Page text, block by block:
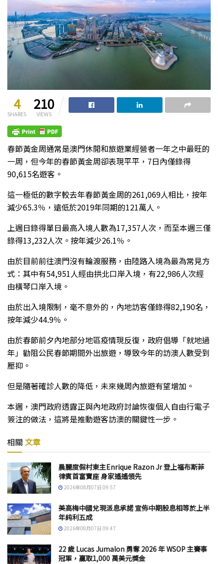
4
SHARES
210
VIEWS
春節黃金周通常是澳門休閒和旅遊業經營者一年之中最旺的
一周，但今年的春節黃金周卻表現平平，7日內僅錄得
90,615名遊客。
這一極低的數字較去年春節黃金周的261,069人相比，按年
減少65.3％，遠低於2019年同期的121萬人。
上週日錄得單日最高入境人數為17,357人次，而至本週三僅
錄得13,232人次。按年減少26.1％。
由於目前前往澳門沒有輪渡服務，由陸路入境為最為常見方
式：其中有54,951人經由拱北口岸入境，有22,986人次經
由橫琴口岸入境。
由於出入境限制，毫不意外的，內地訪客僅錄得82,190名，
按年減少44.9％。
由於春節前夕內地部分地區疫情現反復，政府倡導「就地過
年」勸阻公民春節期間外出旅遊，導致今年的訪澳人數受到
壓抑。
但是隨著確診人數的降低，未來幾周內旅遊有望增加。
本週，澳門政府透露正與內地政府討論恢復個人自由行電子
簽注的做法，這將是推動遊客訪澳的關鍵性一步。
相關 文章
晨麗度假村東主Enrique Razon Jr 登上福布斯菲
律賓首富寶座 身家遙遙領先
2026年08月07日 09:57
美高梅中國兌現派息承諾 宣佈中期股息相等於上半
年純利五成
2026年08月07日 09:47
22 歲 Lucas Jumalon 勇奪 2026 年 WSOP 主賽事
冠軍，贏取1,000 萬美元獎金